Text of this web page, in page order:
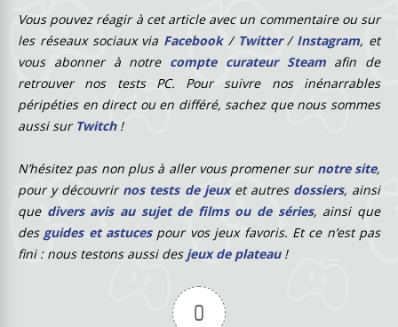
Vous pouvez réagir à cet article avec un commentaire ou sur
les réseaux sociaux via Facebook/ Twitter/ Instagram, et
vous abonner à notre compte curateur Steamafin de
retrouver nos tests PC. Pour suivre nos inénarrables
péripéties en direct ou en différé, sachez que nous sommes
aussi sur Twitch!
N’hésitez pas non plus à aller vous promener sur notre site,
pour y découvrir nos tests de jeuxet autres dossiers, ainsi
que divers avis au sujet de films ou de séries, ainsi que
des guides et astucespour vos jeux favoris. Et ce n’est pas
fini : nous testons aussi des jeux de plateau!
0